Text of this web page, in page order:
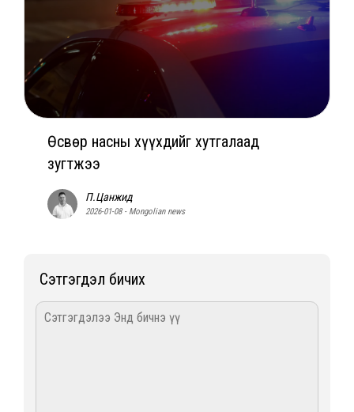
Өсвөр насны хүүхдийг хутгалаад
зугтжээ
П.Цанжид
2026-01-08 - Mongolian news
Сэтгэгдэл бичих